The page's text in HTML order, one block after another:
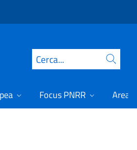
Cerca
Focus PNRR Area